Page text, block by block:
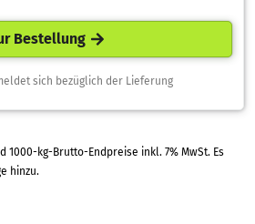
Bestellung
sich bezüglich der Lieferung
kg-Brutto-Endpreise inkl. 7% MwSt. Es
kommen keine Aufschläge hinzu.